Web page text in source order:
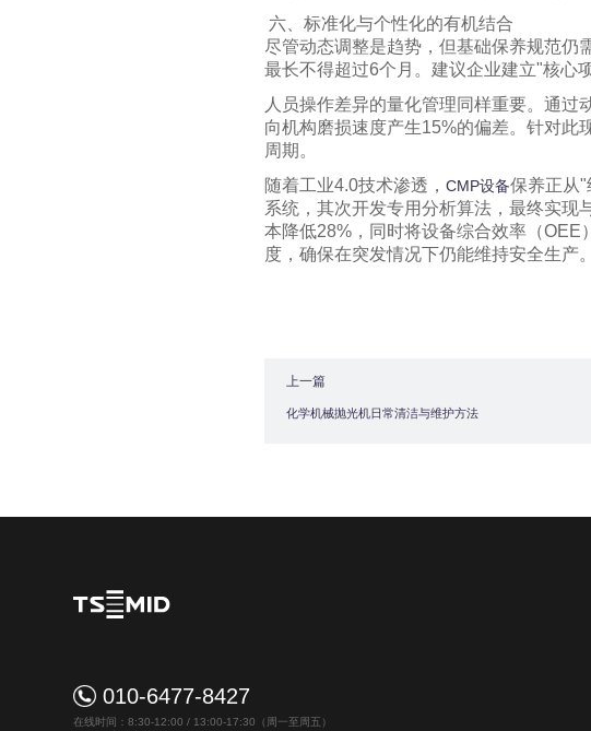
六、标准化与个性化的有机结合
尽管动态调整是趋势，但基础保养规范仍
最长不得超过6个月。建议企业建立"核心
人员操作差异的量化管理同样重要。通
向机构磨损速度产生15%的偏差。针对此
周期。
随着工业4.0技术渗透， CMP设备保养正从"
系统，其次开发专用分析算法，最终实现
本降低28%，同时将设备综合效率（
度，确保在突发情况下仍能维持安全生产。
上一篇
化学机械抛光机日常清洁与维护方法
010-6477-8427
在线时间：8:30-12:00 / 13:00-17:30（周一至周五）